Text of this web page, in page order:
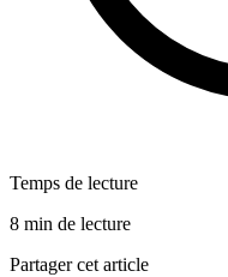
Temps de lecture
8 min de lecture
Partager cet article